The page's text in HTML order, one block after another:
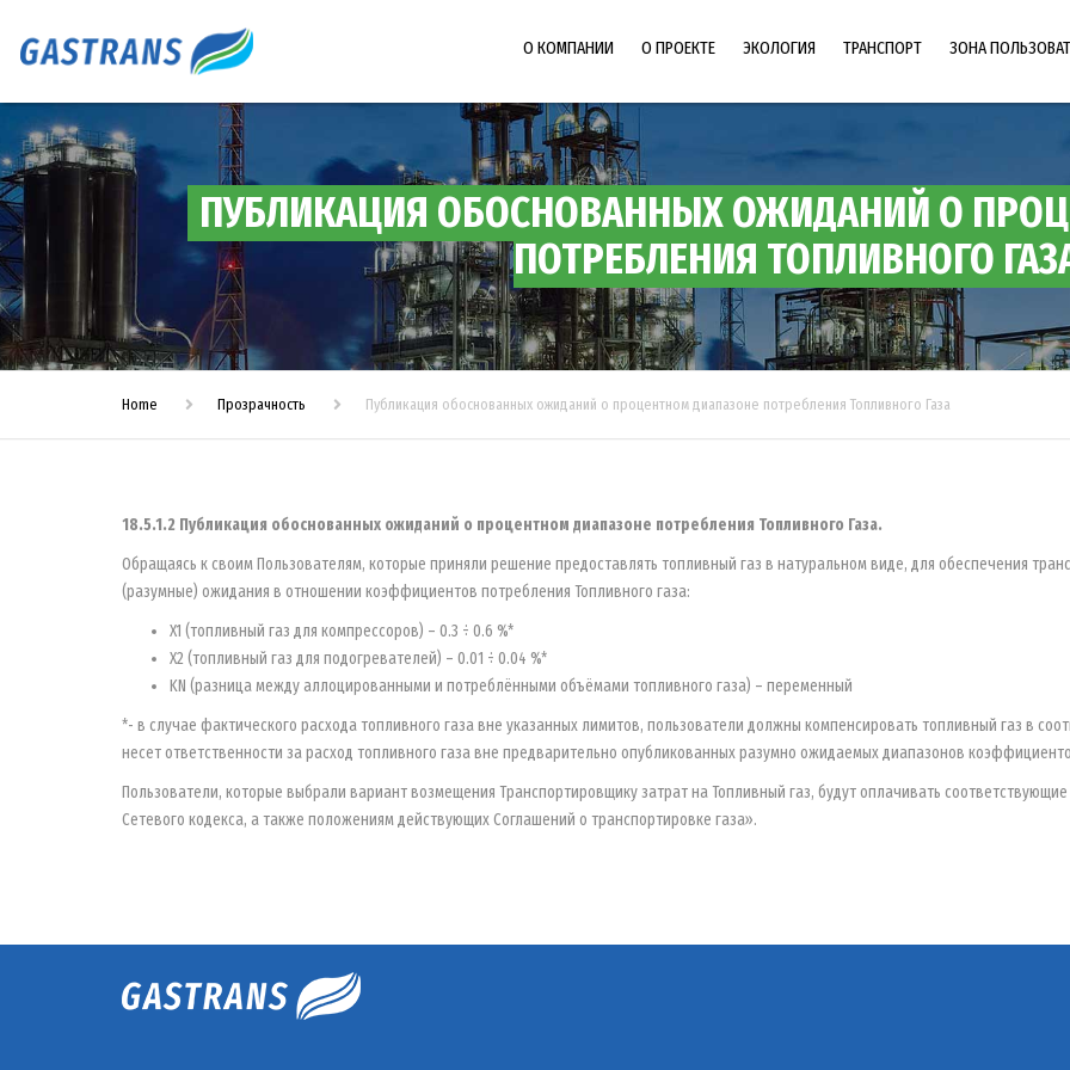
О КОМПАНИИ О ПРОЕКТЕ
ФОТОГАЛЕРЕЯ
ПРОЕКТИРОВАНИЕ
ЭКОЛОГИЯ ТРАНСПОРТ ЗОНА
ПУБЛИКАЦИЯ ОБОСНОВАННЫХ ОЖИДАНИЙ О
ПОТРЕБЛЕНИЯ ТОПЛИВНОГО
Home Прозрачность Публикация обоснованных ожиданий о процентном диапазоне потребления Топливного Газа
18.5.1.2 Публикация обоснованных ожиданий о процентном диапазоне потребления Топливного Газа.
Обращаясь к своим Пользователям, которые приняли решение предоставлять топливный газ в натуральном виде, для обеспечения
(разумные) ожидания в отношении коэффициентов потребления Топливного газа:
X1 (топливный газ для компрессоров) – 0.3 ÷ 0.6 %*
X2 (топливный газ для подогревателей) – 0.01 ÷ 0.04 %*
KN (разница между аллоцированными и потреблёнными объёмами топливного газа) – переменный
*- в случае фактического расхода топливного газа вне указанных лимитов, пользователи должны компенсировать топливный газ в
несет ответственности за расход топливного газа вне предварительно опубликованных разумно ожидаемых диапазонов
Пользователи, которые выбрали вариант возмещения Транспортировщику затрат на Топливный газ, будут оплачивать
Сетевого кодекса, а также положениям действующих Соглашений о транспортировке газа».